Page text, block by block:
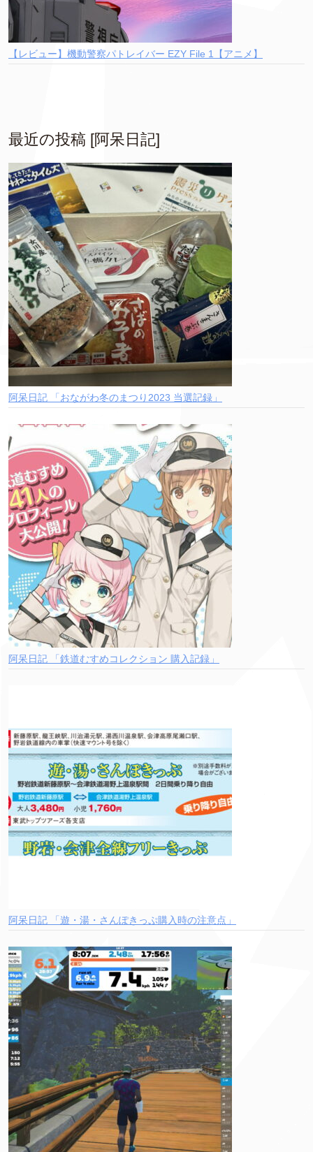
【レビュー】機動警察パトレイバー EZY File 1【アニメ】
最近の投稿 [阿呆日記]
阿呆日記 「おながわ冬のまつり2023 当選記録」
阿呆日記 「鉄道むすめコレクション 購入記録」
阿呆日記 「遊・湯・さんぽきっぷ購入時の注意点」